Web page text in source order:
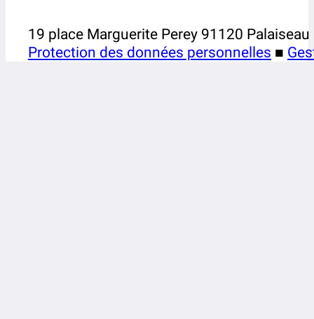
19 place Marguerite Perey 91120
Protection des données personnelles ■